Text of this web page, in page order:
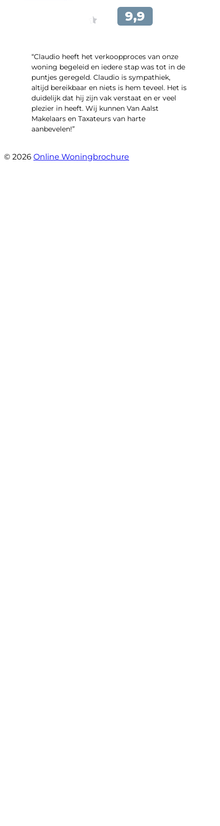
“Claudio heeft het verkoopproces van onze
woning begeleid en iedere stap was tot in de
puntjes geregeld. Claudio is sympathiek,
altijd bereikbaar en niets is hem teveel. Het is
duidelijk dat hij zijn vak verstaat en er veel
plezier in heeft. Wij kunnen Van Aalst
Makelaars en Taxateurs van harte
aanbevelen!”
© 2026 Online Woningbrochure